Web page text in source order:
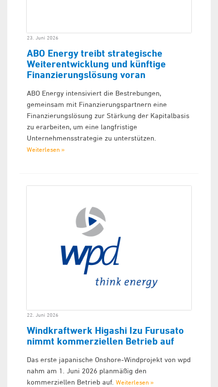
23. Juni 2026
ABO Energy treibt strategische
Weiterentwicklung und künftige
Finanzierungslösung voran
ABO Energy intensiviert die Bestrebungen,
gemeinsam mit Finanzierungspartnern eine
Finanzierungslösung zur Stärkung der Kapitalbasis
zu erarbeiten, um eine langfristige
Unternehmensstrategie zu unterstützen.
Weiterlesen »
22. Juni 2026
Windkraftwerk Higashi Izu Furusato
nimmt kommerziellen Betrieb auf
Das erste japanische Onshore-Windprojekt von wpd
nahm am 1. Juni 2026 planmäßig den
kommerziellen Betrieb auf. Weiterlesen »